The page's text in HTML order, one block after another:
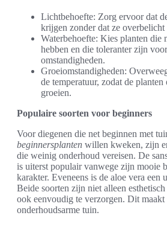
Lichtbehoefte: Zorg ervoor dat
krijgen zonder dat ze overbelicht
Waterbehoefte: Kies planten die
hebben en die toleranter zijn
omstandigheden.
Groeiomstandigheden:
de temperatuur, zodat de
groeien.
Populaire soorten voor beginners
Voor diegenen die net beginnen met
beginnersplanten willen kweken, zijn
die weinig onderhoud vereisen. De
is uiterst populair vanwege zijn mooie
karakter. Eveneens is de aloe vera een
Beide soorten zijn niet alleen
ook eenvoudig te verzorgen. Dit maakt
onderhoudsarme tuin.